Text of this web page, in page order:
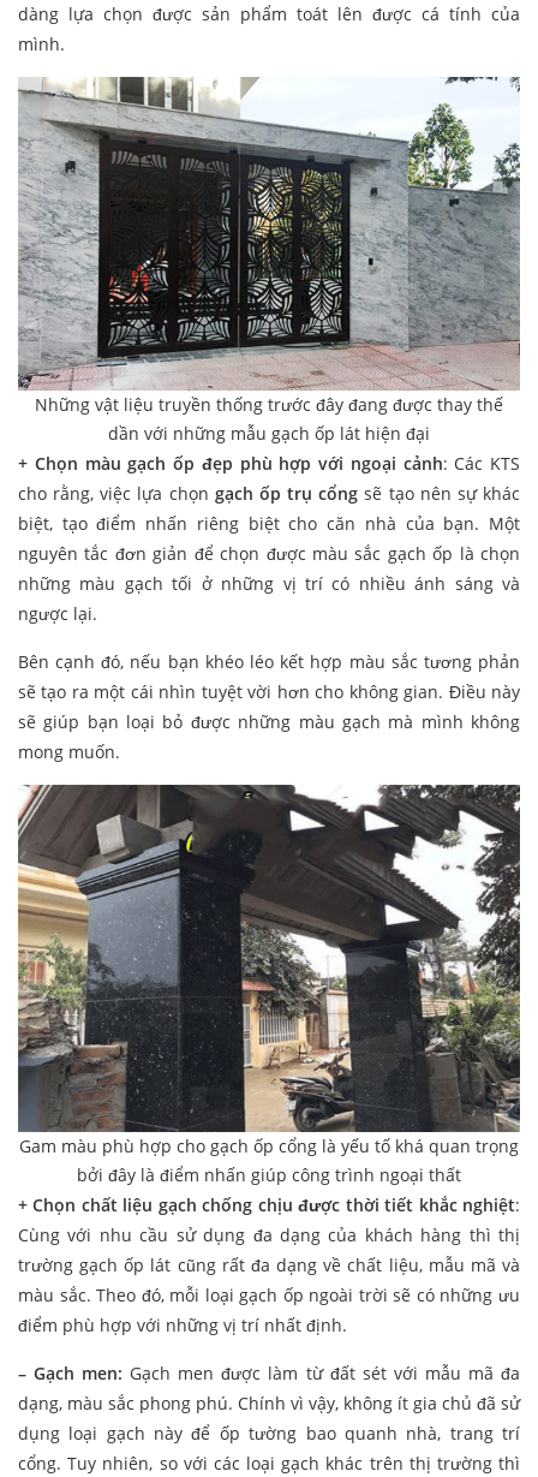
dàng lựa chọn được sản phẩm toát lên được cá tính của
mình.
Những vật liệu truyền thống trước đây đang được thay thế
dần với những mẫu gạch ốp lát hiện đại
+ Chọn màu gạch ốp đẹp phù hợp với ngoại cảnh: Các KTS
cho rằng, việc lựa chọn gạch ốp trụ cổng sẽ tạo nên sự khác
biệt, tạo điểm nhấn riêng biệt cho căn nhà của bạn. Một
nguyên tắc đơn giản để chọn được màu sắc gạch ốp là chọn
những màu gạch tối ở những vị trí có nhiều ánh sáng và
ngược lại.
Bên cạnh đó, nếu bạn khéo léo kết hợp màu sắc tương phản
sẽ tạo ra một cái nhìn tuyệt vời hơn cho không gian. Điều này
sẽ giúp bạn loại bỏ được những màu gạch mà mình không
mong muốn.
Gam màu phù hợp cho gạch ốp cổng là yếu tố khá quan trọng
bởi đây là điểm nhấn giúp công trình ngoại thất
+ Chọn chất liệu gạch chống chịu được thời tiết khắc nghiệt:
Cùng với nhu cầu sử dụng đa dạng của khách hàng thì thị
trường gạch ốp lát cũng rất đa dạng về chất liệu, mẫu mã và
màu sắc. Theo đó, mỗi loại gạch ốp ngoài trời sẽ có những ưu
điểm phù hợp với những vị trí nhất định.
– Gạch men: Gạch men được làm từ đất sét với mẫu mã đa
dạng, màu sắc phong phú. Chính vì vậy, không ít gia chủ đã sử
dụng loại gạch này để ốp tường bao quanh nhà, trang trí
cổng. Tuy nhiên, so với các loại gạch khác trên thị trường thì